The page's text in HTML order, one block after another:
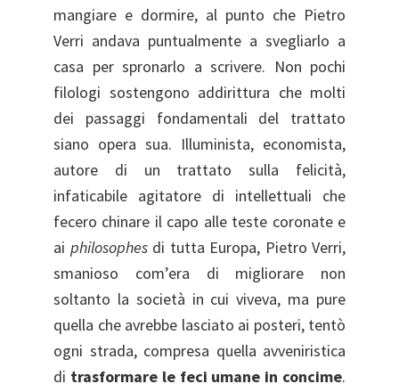
mangiare e dormire, al punto che Pietro
Verri andava puntualmente a svegliarlo a
casa per spronarlo a scrivere. Non pochi
filologi sostengono addirittura che molti
dei passaggi fondamentali del trattato
siano opera sua. Illuminista, economista,
autore di un trattato sulla felicità,
infaticabile agitatore di intellettuali che
fecero chinare il capo alle teste coronate e
ai philosophesdi tutta Europa, Pietro Verri,
smanioso com’era di migliorare non
soltanto la società in cui viveva, ma pure
quella che avrebbe lasciato ai posteri, tentò
ogni strada, compresa quella avveniristica
di trasformare le feci umane in concime.